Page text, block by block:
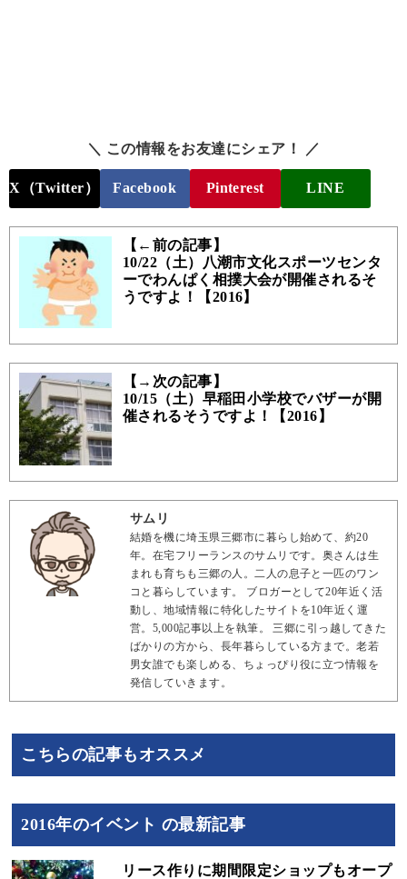
＼ この情報をお友達にシェア！ ／
X（Twitter） Facebook Pinterest LINE
【←前の記事】
10/22（土）八潮市文化スポーツセンタ
ーでわんぱく相撲大会が開催されるそ
うですよ！【2016】
【→次の記事】
10/15（土）早稲田小学校でバザーが開
催されるそうですよ！【2016】
サムリ
結婚を機に埼玉県三郷市に暮らし始めて、約20
年。在宅フリーランスのサムリです。奥さんは生
まれも育ちも三郷の人。二人の息子と一匹のワン
コと暮らしています。 ブロガーとして20年近く活
動し、地域情報に特化したサイトを10年近く運
営。5,000記事以上を執筆。 三郷に引っ越してきた
ばかりの方から、長年暮らしている方まで。老若
男女誰でも楽しめる、ちょっぴり役に立つ情報を
発信していきます。
こちらの記事もオススメ
2016年のイベント の最新記事
リース作りに期間限定ショップもオープ